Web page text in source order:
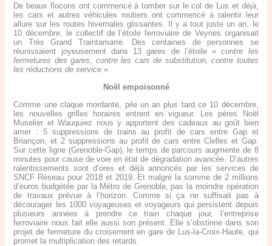
De beaux flocons ont commencé à tomber sur le col de Lus et déjà,
les cars et autres véhicules routiers ont commencé à ralentir leur
allure sur les routes hivernales glissantes. Il y a tout juste un an, le
10 décembre, le collectif de l’étoile ferroviaire de Veynes organisait
un Très Grand Traintamarre. Des centaines de personnes se
réunissaient joyeusement dans 13 gares de l’étoile «contre les
fermetures des gares, contre les cars de substitution, contre toutes
les réductions de service ».
Noël empoisonné
Comme une claque mordante, pile un an plus tard ce 10 décembre,
les nouvelles grilles horaires entrent en vigueur. Les pères Noël
Muselier et Wauquiez nous y apportent des cadeaux au goût bien
amer : 5 suppressions de trains au profit de cars entre Gap et
Briançon, et 2 suppressions au profit de cars entre Clelles et Gap.
Sur cette ligne (Grenoble-Gap), le temps de parcours augmente de 8
minutes pour cause de voie en état de dégradation avancée. D’autres
ralentissements sont d’ores et déjà annoncés par les services de
SNCF Réseau pour 2018 et 2019. Et malgré la somme de 2 millions
d’euros budgétée par la Métro de Grenoble, pas la moindre opération
de travaux prévue à l’horizon. Comme si ça ne suffisait pas à
décourager les 1000 voyageuses et voyageurs qui persistent depuis
plusieurs années à prendre ce train chaque jour, l’entreprise
ferroviaire nous fait elle aussi son présent. Elle s’obstinne dans son
projet de fermeture du croisement en gare de Lus-la-Croix-Haute, qui
promet la multiplication des retards.